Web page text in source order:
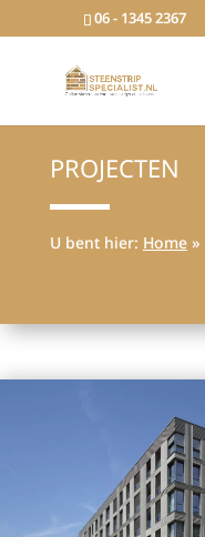
06 - 1345 2367
PROJECTEN
U bent hier: Home»